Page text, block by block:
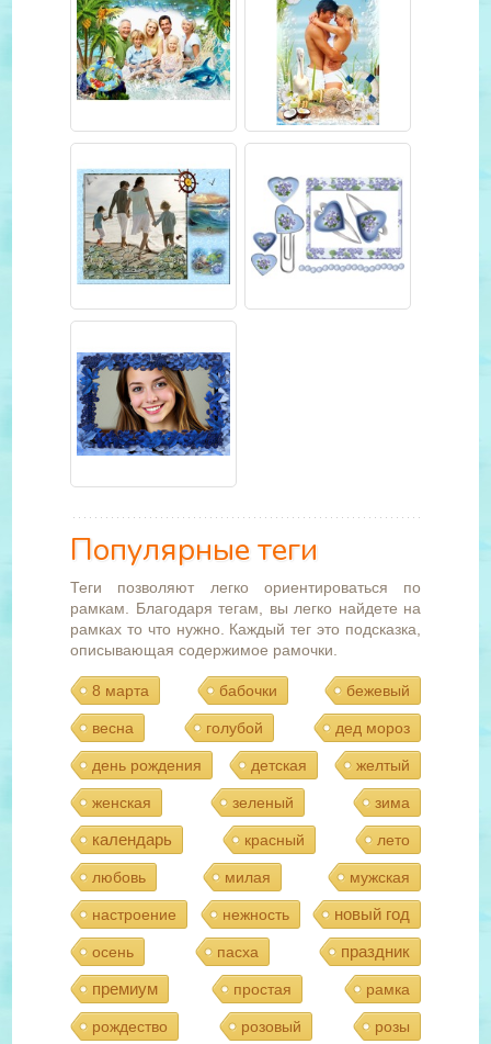
Популярные теги
Теги позволяют легко ориентироваться по
рамкам. Благодаря тегам, вы легко найдете на
рамках то что нужно. Каждый тег это подсказка,
описывающая содержимое рамочки.
8 марта бабочки бежевый
весна голубой дед мороз
день рождения детская желтый
женская зеленый зима
календарь красный лето
любовь милая мужская
настроение нежность новый год
осень пасха
праздник
премиум
простая рамка
рождество розовый розы